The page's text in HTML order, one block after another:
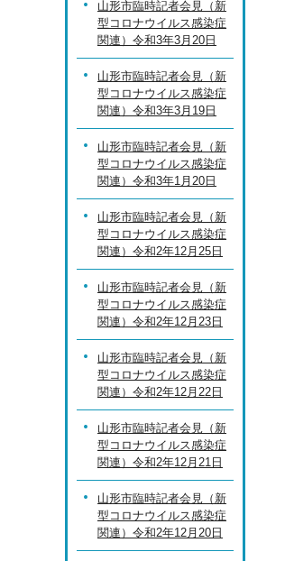
山形市臨時記者会見（新
型コロナウイルス感染症
関連）令和3年3月20日
山形市臨時記者会見（新
型コロナウイルス感染症
関連）令和3年3月19日
山形市臨時記者会見（新
型コロナウイルス感染症
関連）令和3年1月20日
山形市臨時記者会見（新
型コロナウイルス感染症
関連）令和2年12月25日
山形市臨時記者会見（新
型コロナウイルス感染症
関連）令和2年12月23日
山形市臨時記者会見（新
型コロナウイルス感染症
関連）令和2年12月22日
山形市臨時記者会見（新
型コロナウイルス感染症
関連）令和2年12月21日
山形市臨時記者会見（新
型コロナウイルス感染症
関連）令和2年12月20日